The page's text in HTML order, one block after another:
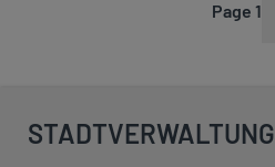
Page 1
STADTVERWALTUNG